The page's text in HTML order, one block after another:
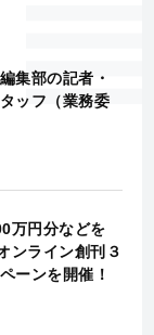
集部の記者・
ッフ（業務委
万円分などを
ンライン創刊３
ーンを開催！